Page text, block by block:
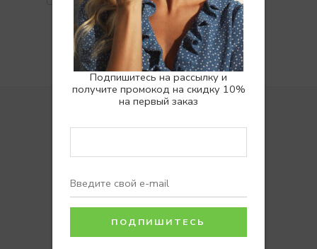
Подпишитесь на рассылку и
получите промокод на скидку 10%
на первый заказ
Доставка
Возврат